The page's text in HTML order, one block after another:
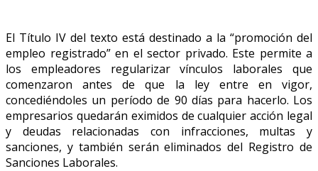
El Título IV del texto está destinado a la “promoción del
empleo registrado” en el sector privado. Este permite a
los empleadores regularizar vínculos laborales que
comenzaron antes de que la ley entre en vigor,
concediéndoles un período de 90 días para hacerlo. Los
empresarios quedarán eximidos de cualquier acción legal
y deudas relacionadas con infracciones, multas y
sanciones, y también serán eliminados del Registro de
Sanciones Laborales.